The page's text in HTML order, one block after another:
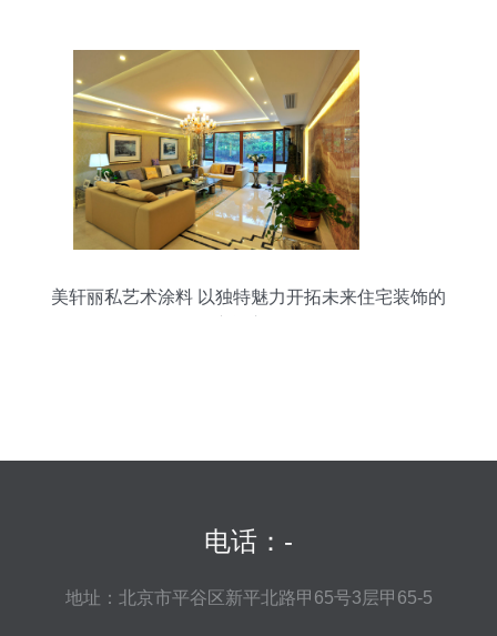
美轩丽私艺术涂料 以独特魅力开拓未来住宅装饰的
电话：-
地址：北京市平谷区新平北路甲65号3层甲65-5